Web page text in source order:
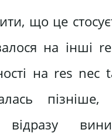
що це
на інші
на res nес
відразу